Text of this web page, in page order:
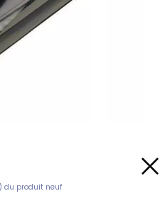
du produit neuf